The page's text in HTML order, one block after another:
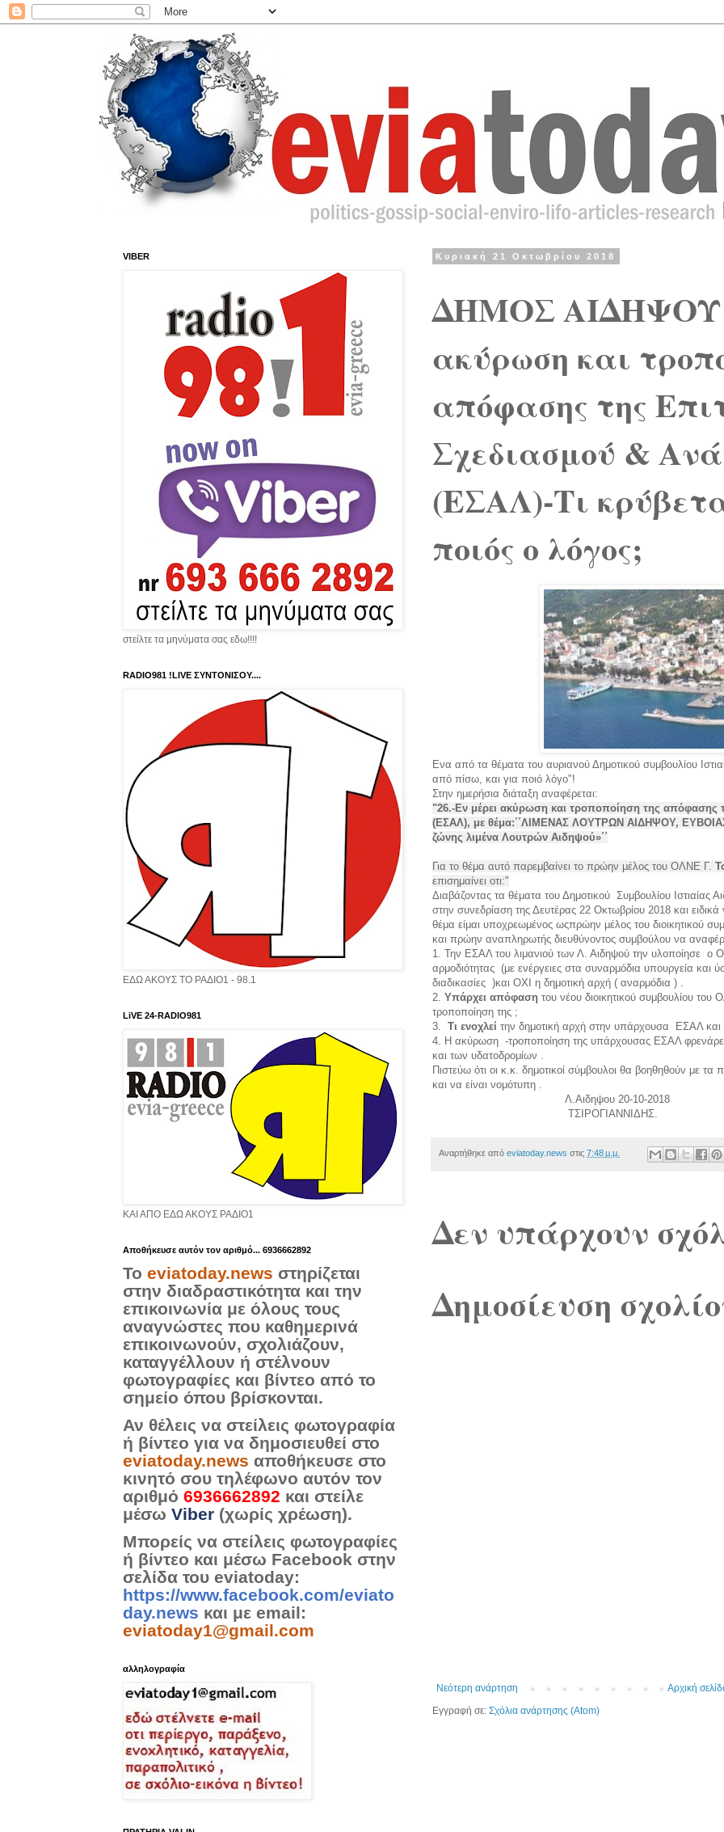
Κυριακή 21 Οκτωβρίου 2018
ΔΗΜΟΣ ΑΙΔΗΨΟΥ
ακύρωση και
απόφασης της
Σχεδιασμού &
(ΕΣΑΛ)-Τι
ποιός ο λόγος;
Ενα από τα θέματα του αυριανού Δημοτικού συμβουλίου
από πίσω, και για ποιό λόγο"!
Στην ημερήσια διάταξη αναφέρεται:
"26.-Εν μέρει ακύρωση και τροποποίηση της απόφασης
(ΕΣΑΛ), με θέμα:΄΄ΛΙΜΕΝΑΣ ΛΟΥΤΡΩΝ ΑΙΔΗΨΟΥ, ΕΥΒΟΙΑΣ
ζώνης λιμένα Λουτρών Αιδηψού»΄΄
Για το θέμα αυτό παρεμβαίνει το πρώην μέλος του ΟΛΝΕ Γ.
επισημαίνει οτι:"
Διαβάζοντας τα θέματα του Δημοτικού Συμβουλίου Ιστιαίας
στην συνεδρίαση της Δευτέρας 22 Οκτωβρίου 2018 και
θέμα είμαι υποχρεωμένος ωςπρώην μέλος του διοικητικού
και πρώην αναπληρωτής διευθύνοντος συμβούλου να
1. Την ΕΣΑΛ του λιμανιού των Λ. Αιδηψού την υλοποίησε
αρμοδιότητας (με ενέργειες στα συναρμόδια υπουργεία και
διαδικασίες )και ΟΧΙ η δημοτική αρχή ( αναρμόδια ) .
2. Υπάρχει απόφαση του νέου διοικητικού συμβουλίου
τροποποίηση της ;
3. Τι ενοχλεί την δημοτική αρχή στην υπάρχουσα ΕΣΑΛ
4. Η ακύρωση -τροποποίηση της υπάρχουσας ΕΣΑΛ φρενάρει
και των υδατοδρομίων .
Πιστεύω ότι οι κ.κ. δημοτικοί σύμβουλοι θα βοηθηθούν με
και να είναι νομότυπη .
Λ.Αιδηψου 20-10-2018
ΤΣΙΡΟΓΙΑΝΝΙΔΗΣ.
Αναρτήθηκε από eviatoday.news στις 7:48 μ.μ.
Δεν υπάρχουν
Δημοσίευση
Νεότερη ανάρτηση
Αρχική
Εγγραφή σε: Σχόλια ανάρτησης (Atom)
VIBER
στείλτε τα μηνύματα σας εδω!!!!
RADIO981 !LIVE ΣΥΝΤΟΝΙΣΟΥ....
ΕΔΩ ΑΚΟΥΣ ΤΟ ΡΑΔΙΟ1 - 98.1
LiVE 24-RADIO981
ΚΑΙ ΑΠΟ ΕΔΩ ΑΚΟΥΣ ΡΑΔΙΟ1
Aποθήκευσε αυτόν τον αριθμό... 6936662892
Το eviatoday.news στηρίζεται
στην διαδραστικότητα και την
επικοινωνία με όλους τους
αναγνώστες που καθημερινά
επικοινωνούν, σχολιάζουν,
καταγγέλλουν ή στέλνουν
φωτογραφίες και βίντεο από το
σημείο όπου βρίσκονται.
Αν θέλεις να στείλεις φωτογραφία
ή βίντεο για να δημοσιευθεί στο
eviatoday.news αποθήκευσε στο
κινητό σου τηλέφωνο αυτόν τον
αριθμό 6936662892 και στείλε
μέσω Viber (χωρίς χρέωση).
Μπορείς να στείλεις φωτογραφίες
ή βίντεο και μέσω Facebook στην
σελίδα του eviatoday:
https://www.facebook.com/eviato
day.news και με email:
eviatoday1@gmail.com
αλληλογραφία